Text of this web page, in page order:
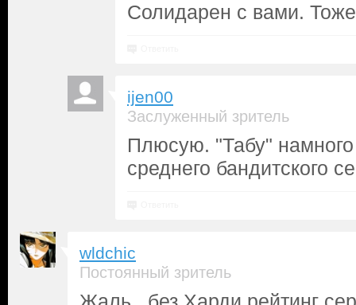
Солидарен с вами.
ijen00
Заслуженный зритель
Плюсую. "Табу" намного
среднего бандитского
wldchic
Постоянный зритель